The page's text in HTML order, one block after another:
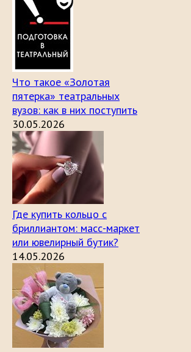
Что такое «Золотая
пятерка» театральных
вузов: как в них поступить
30.05.2026
Где купить кольцо с
бриллиантом: масс-маркет
или ювелирный бутик?
14.05.2026